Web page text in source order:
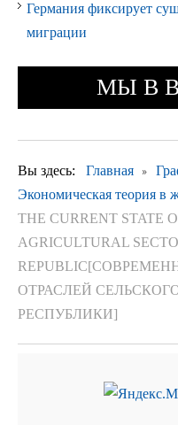
Германия фиксирует
миграции
МЫ В
Вы здесь: Главная
Экономическая теория в
THE CURRENT STATE
AGRICULTURAL
ОТРАСЛЕЙ
РЕСПУБЛИКИ]